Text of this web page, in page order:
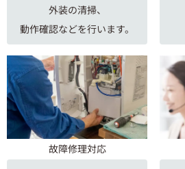
外装の清掃、
動作確認などを行います。
故障修理対応